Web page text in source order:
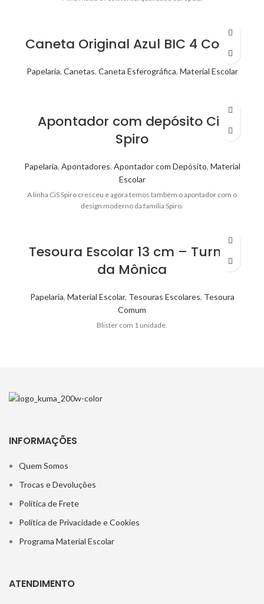
Caneta Original Azul BIC 4 Cores
Papelaria, Canetas, Caneta Esferográfica, Material Escolar
Apontador com depósito Cis
Spiro
Papelaria, Apontadores, Apontador com Depósito, Material
Escolar
A linha CiS Spiro cresceu e agora temos também o apontador com o
design moderno da família Spiro.
Tesoura Escolar 13 cm – Turma
da Mônica
Papelaria, Material Escolar, Tesouras Escolares, Tesoura
Comum
Blister com 1 unidade.
INFORMAÇÕES
Quem Somos
Trocas e Devoluções
Política de Frete
Política de Privacidade e Cookies
Programa Material Escolar
ATENDIMENTO